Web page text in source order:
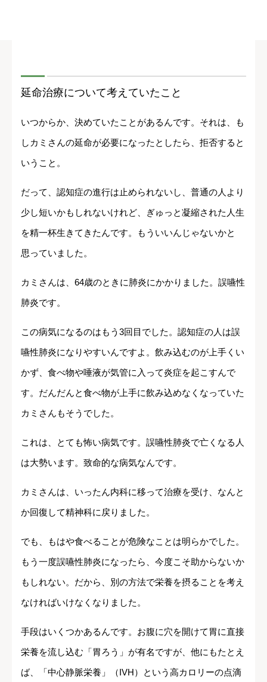
延命治療について考えていたこと
いつからか、決めていたことがあるんです。それは、も
しカミさんの延命が必要になったとしたら、拒否すると
いうこと。
だって、認知症の進行は止められないし、普通の人より
少し短いかもしれないけれど、ぎゅっと凝縮された人生
を精一杯生きてきたんです。もういいんじゃないかと
思っていました。
カミさんは、64歳のときに肺炎にかかりました。誤嚥性
肺炎です。
この病気になるのはもう3回目でした。認知症の人は誤
嚥性肺炎になりやすいんですよ。飲み込むのが上手くい
かず、食べ物や唾液が気管に入って炎症を起こすんで
す。だんだんと食べ物が上手に飲み込めなくなっていた
カミさんもそうでした。
これは、とても怖い病気です。誤嚥性肺炎で亡くなる人
は大勢います。致命的な病気なんです。
カミさんは、いったん内科に移って治療を受け、なんと
か回復して精神科に戻りました。
でも、もはや食べることが危険なことは明らかでした。
もう一度誤嚥性肺炎になったら、今度こそ助からないか
もしれない。だから、別の方法で栄養を摂ることを考え
なければいけなくなりました。
手段はいくつかあるんです。お腹に穴を開けて胃に直接
栄養を流し込む「胃ろう」が有名ですが、他にもたとえ
ば、「中心静脈栄養」（IVH）という高カロリーの点滴